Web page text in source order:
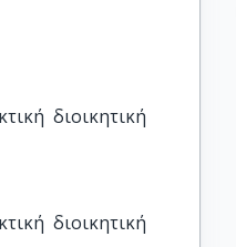
διοικητική
διοικητική